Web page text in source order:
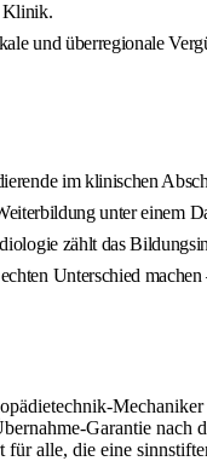
Klinik.
und überregionale
im klinischen
unter einem
zählt das
Unterschied
Garantie nach
alle, die eine